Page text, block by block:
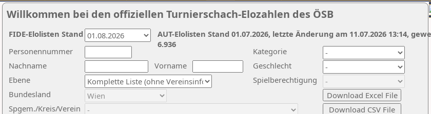
Willkommen bei den offiziellen Turnierschach-Elozahlen des ÖSB
Nachname
Vorname
Ebene
Kategorie
Personennummer
Bundesland
Spgem./Kreis/Verein
Geschlecht
Spielberechtigung
AUT-Elolisten Stand 01.07.2026, letzte Änderung am 11.07.2026 13:14,
6.936
FIDE-Elolisten Stand